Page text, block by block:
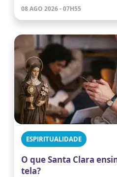
08 AGO 2026 - 07H55
ESPIRITUALIDADE
O que Santa Clara
tela?